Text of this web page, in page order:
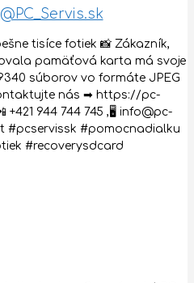
@PC_Servis.sk